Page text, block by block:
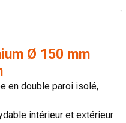
Ø 150 mm
en double paroi isolé,
intérieur et extérieur